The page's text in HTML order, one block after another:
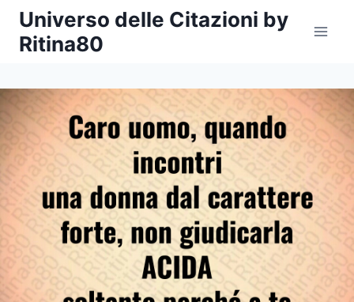
Salta
contenuto
Universo delle Citazioni by
Ritina80